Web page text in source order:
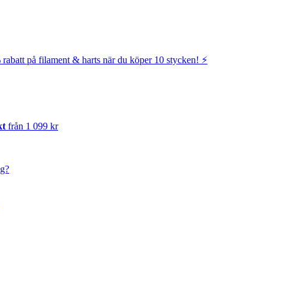
rabatt på filament & harts när du köper 10 stycken! ⚡️
från 1 099 kr